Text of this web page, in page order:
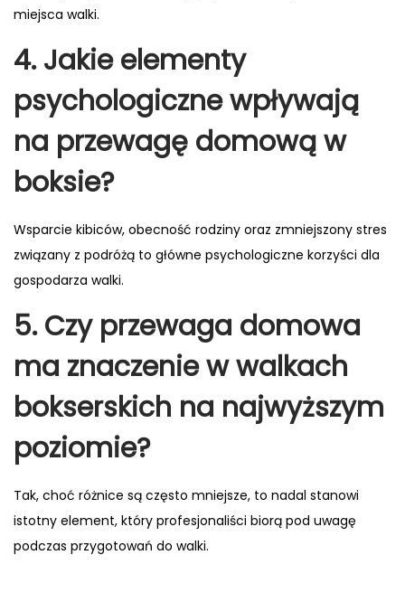
miejsca walki.
4. Jakie elementy
psychologiczne wpływają
na przewagę domową w
boksie?
Wsparcie kibiców, obecność rodziny oraz zmniejszony stres
związany z podróżą to główne psychologiczne korzyści dla
gospodarza walki.
5. Czy przewaga domowa
ma znaczenie w walkach
bokserskich na najwyższym
poziomie?
Tak, choć różnice są często mniejsze, to nadal stanowi
istotny element, który profesjonaliści biorą pod uwagę
podczas przygotowań do walki.